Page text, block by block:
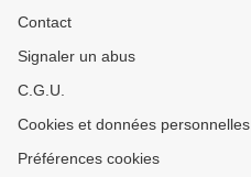
Contact
Signaler un abus
C.G.U.
Cookies et données personnelles
Préférences cookies